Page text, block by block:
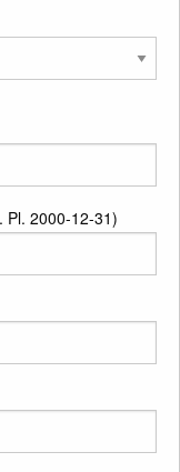
Pl. 2000-12-31)